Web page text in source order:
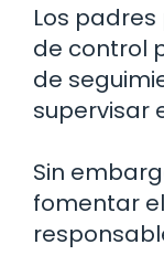
Los
de control
de
supervisar
Sin
fomentar